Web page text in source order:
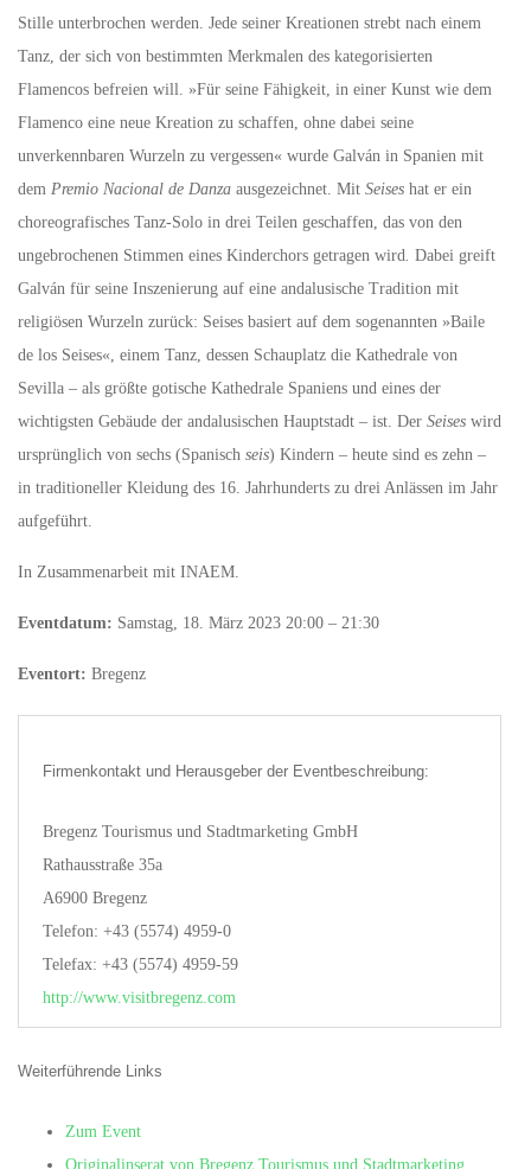
Stille unterbrochen werden. Jede seiner Kreationen strebt nach einem
Tanz, der sich von bestimmten Merkmalen des kategorisierten
Flamencos befreien will. »Für seine Fähigkeit, in einer Kunst wie dem
Flamenco eine neue Kreation zu schaffen, ohne dabei seine
unverkennbaren Wurzeln zu vergessen« wurde Galván in Spanien mit
dem Premio Nacional de Danza ausgezeichnet. Mit Seises hat er ein
choreografisches Tanz-Solo in drei Teilen geschaffen, das von den
ungebrochenen Stimmen eines Kinderchors getragen wird. Dabei greift
Galván für seine Inszenierung auf eine andalusische Tradition mit
religiösen Wurzeln zurück: Seises basiert auf dem sogenannten »Baile
de los Seises«, einem Tanz, dessen Schauplatz die Kathedrale von
Sevilla – als größte gotische Kathedrale Spaniens und eines der
wichtigsten Gebäude der andalusischen Hauptstadt – ist. Der Seises wird
ursprünglich von sechs (Spanisch seis) Kindern – heute sind es zehn –
in traditioneller Kleidung des 16. Jahrhunderts zu drei Anlässen im Jahr
aufgeführt.
In Zusammenarbeit mit INAEM.
Eventdatum: Samstag, 18. März 2023 20:00 – 21:30
Eventort: Bregenz
Firmenkontakt und Herausgeber der Eventbeschreibung:
Bregenz Tourismus und Stadtmarketing GmbH
Rathausstraße 35a
A6900 Bregenz
Telefon: +43 (5574) 4959-0
Telefax: +43 (5574) 4959-59
http://www.visitbregenz.com
Weiterführende Links
Zum Event
Originalinserat von Bregenz Tourismus und Stadtmarketing